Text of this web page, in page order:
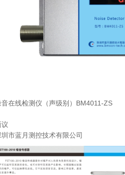
音在线检测仪（声级别）BM4011-ZS
议
圳市蓝月测控技术有限公司